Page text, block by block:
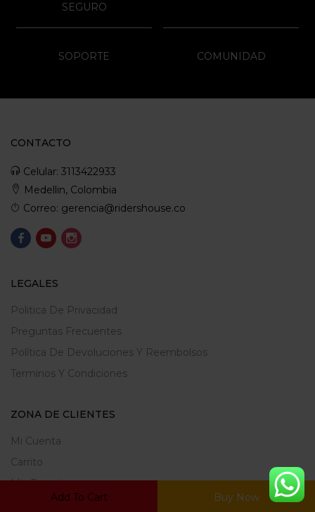
Add To Cart Buy Now
SEGURO
SOPORTE COMUNIDAD
CONTACTO
Celular: 3113422933
Medellin, Colombia
Correo: gerencia@ridershouse.co
LEGALES
Politica De Privacidad
Preguntas Frecuentes
Política De Devoluciones Y Reembolsos
Terminos Y Condiciones
ZONA DE CLIENTES
Mi Cuenta
Carrito
Mis Favoritos
Ratrear Pedido